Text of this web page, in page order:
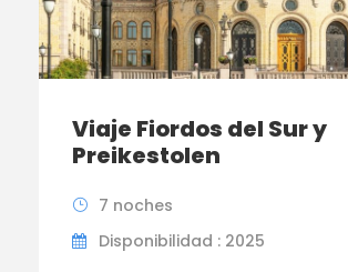
Viaje Fiordos del Sur y
Preikestolen
7 noches
Disponibilidad : 2025